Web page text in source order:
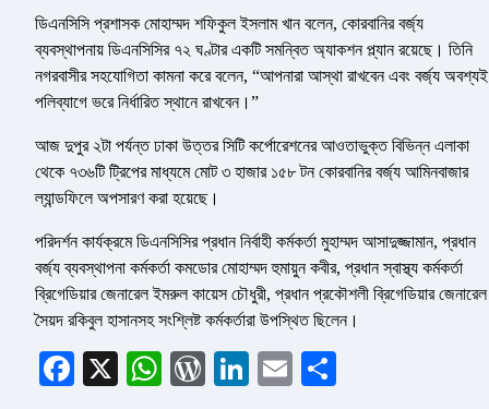
ডিএনসিসি প্রশাসক মোহাম্মদ শফিকুল ইসলাম খান বলেন, কোরবানির বর্জ্য
ব্যবস্থাপনায় ডিএনসিসির ৭২ ঘণ্টার একটি সমন্বিত অ্যাকশন প্ল্যান রয়েছে। তিনি
নগরবাসীর সহযোগিতা কামনা করে বলেন, “আপনারা আস্থা রাখবেন এবং বর্জ্য অবশ্যই
পলিব্যাগে ভরে নির্ধারিত স্থানে রাখবেন।”
আজ দুপুর ২টা পর্যন্ত ঢাকা উত্তর সিটি কর্পোরেশনের আওতাভুক্ত বিভিন্ন এলাকা
থেকে ৭৩৬টি ট্রিপের মাধ্যমে মোট ৩ হাজার ১৫৮ টন কোরবানির বর্জ্য আমিনবাজার
ল্যান্ডফিলে অপসারণ করা হয়েছে।
পরিদর্শন কার্যক্রমে ডিএনসিসির প্রধান নির্বাহী কর্মকর্তা মুহাম্মদ আসাদুজ্জামান, প্রধান
বর্জ্য ব্যবস্থাপনা কর্মকর্তা কমডোর মোহাম্মদ হুমায়ুন কবীর, প্রধান স্বাস্থ্য কর্মকর্তা
ব্রিগেডিয়ার জেনারেল ইমরুল কায়েস চৌধুরী, প্রধান প্রকৌশলী ব্রিগেডিয়ার জেনারেল
সৈয়দ রকিবুল হাসানসহ সংশ্লিষ্ট কর্মকর্তারা উপস্থিত ছিলেন।
Facebook
X WhatsApp
WordPress
LinkedIn
Email